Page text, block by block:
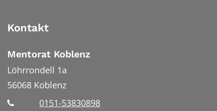
Kontakt
Mentorat Koblenz
Löhrrondell 1a
56068 Koblenz
0151-53830898